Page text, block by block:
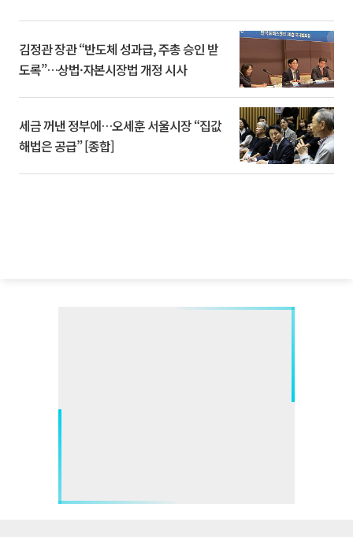
김정관 장관 “반도체 성과급, 주총 승인 받
도록”…상법·자본시장법 개정 시사
세금 꺼낸 정부에…오세훈 서울시장 “집값
해법은 공급” [종합]